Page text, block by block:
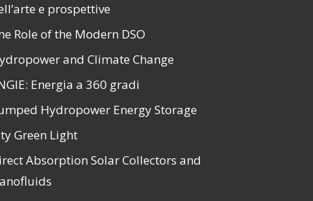
e prospettive
Role of the Modern DSO
and Climate Change
Energia a 360 gradi
Hydropower Energy Storage
Green Light
Absorption Solar Collectors and